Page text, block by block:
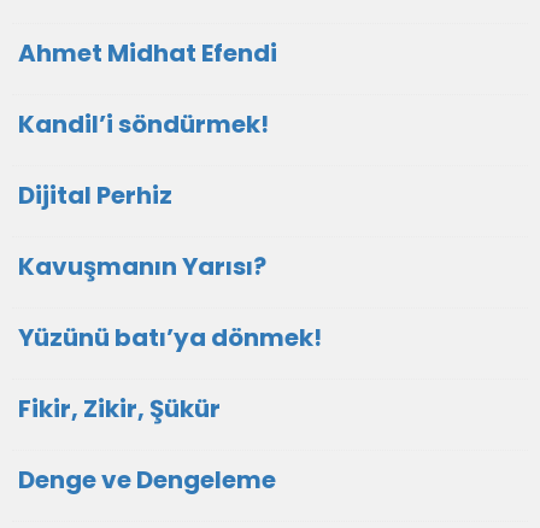
Ahmet Midhat Efendi
Kandil’i söndürmek!
Dijital Perhiz
Kavuşmanın Yarısı?
Yüzünü batı’ya dönmek!
Fikir, Zikir, Şükür
Denge ve Dengeleme